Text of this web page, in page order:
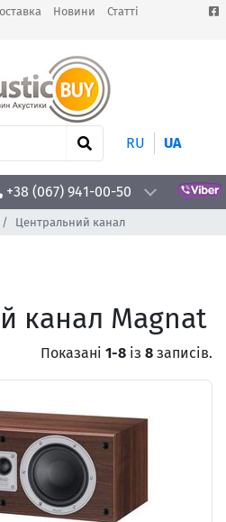
Новини
Статті
RU UA
+38 (067) 941-00-50
Центральний канал
канал Magnat
Показані 1-8 із 8 записів.